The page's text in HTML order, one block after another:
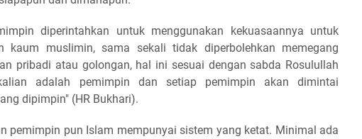
diperintahkan untuk menggunakan kekuasaannya untuk
kaum muslimin, sama sekali tidak diperbolehkan memegang
pribadi atau golongan, hal ini sesuai dengan sabda Rosulullah
adalah pemimpin dan setiap pemimpin akan dimintai
dipimpin" (HR Bukhari).
pemimpin pun Islam mempunyai sistem yang ketat. Minimal ada